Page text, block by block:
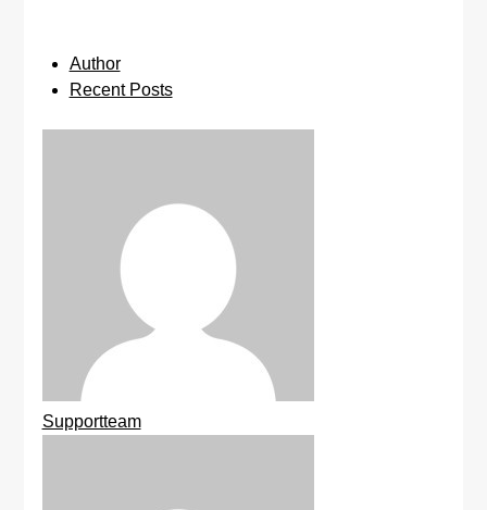
Author
Recent Posts
Supportteam